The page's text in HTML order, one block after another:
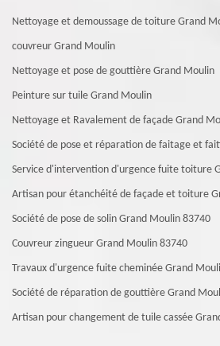
Nettoyage et demoussage de toiture Grand
couvreur Grand Moulin
Nettoyage et pose de gouttière Grand Moulin
Peinture sur tuile Grand Moulin
Nettoyage et Ravalement de façade Grand
Société de pose et réparation de faitage et
Service d'intervention d'urgence fuite toiture
Artisan pour étanchéité de façade et toiture
Société de pose de solin Grand Moulin 83740
Couvreur zingueur Grand Moulin 83740
Travaux d'urgence fuite cheminée Grand
Société de réparation de gouttière Grand
Artisan pour changement de tuile cassée